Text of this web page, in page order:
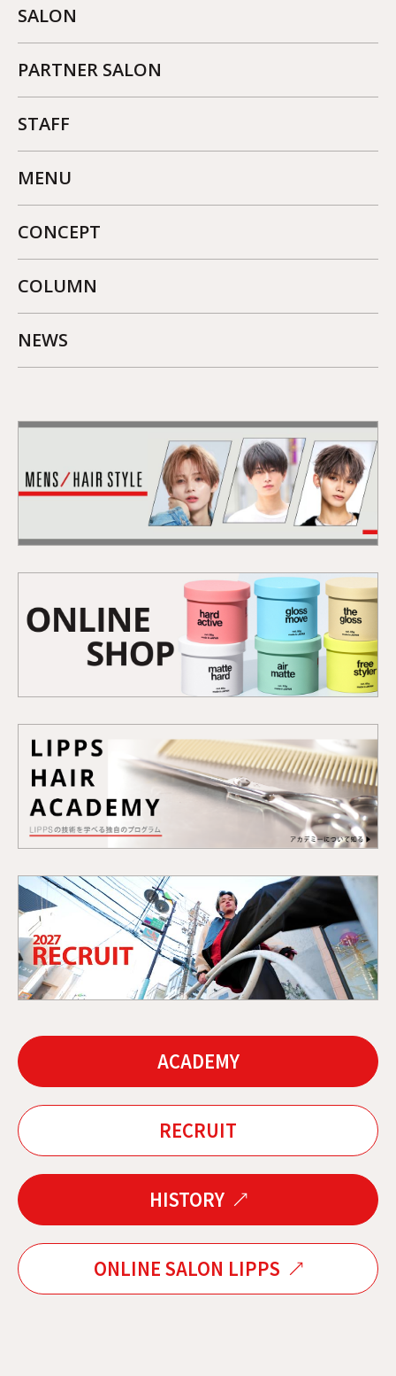
SALON
PARTNER SALON
STAFF
MENU
CONCEPT
COLUMN
NEWS
ACADEMY
RECRUIT
HISTORY
ONLINE SALON LIPPS